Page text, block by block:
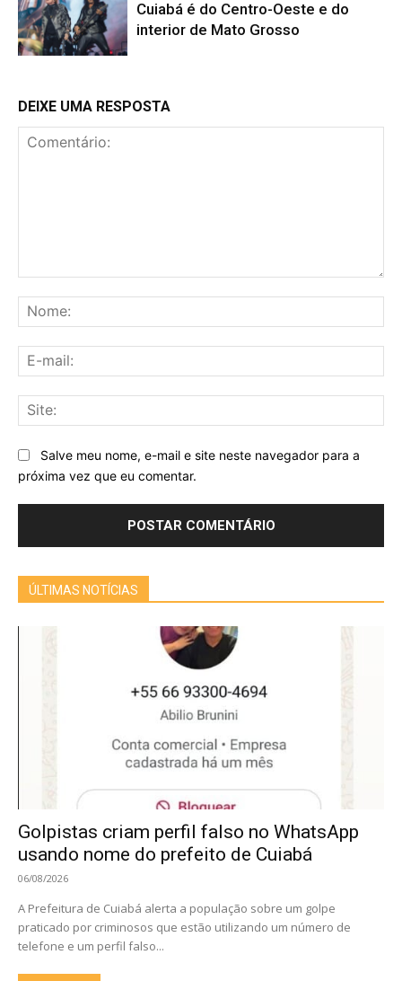
Cuiabá é do Centro-Oeste e do
interior de Mato Grosso
DEIXE UMA RESPOSTA
Salve meu nome, e-mail e site neste navegador para a
próxima vez que eu comentar.
ÚLTIMAS NOTÍCIAS
Golpistas criam perfil falso no WhatsApp
usando nome do prefeito de Cuiabá
06/08/2026
A Prefeitura de Cuiabá alerta a população sobre um golpe
praticado por criminosos que estão utilizando um número de
telefone e um perfil falso...